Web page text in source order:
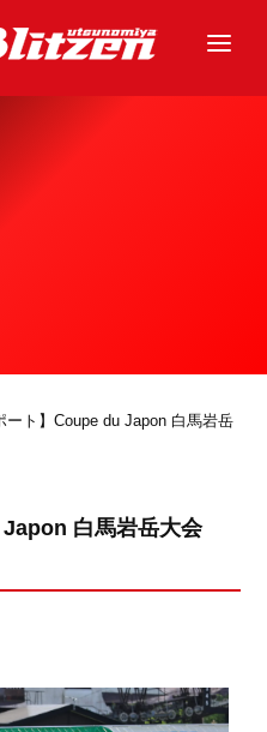
ート】Coupe du Japon 白馬岩岳
Japon 白馬岩岳大会